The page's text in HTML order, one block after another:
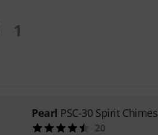
1
Pearl PSC-30 Spirit Chimes
20